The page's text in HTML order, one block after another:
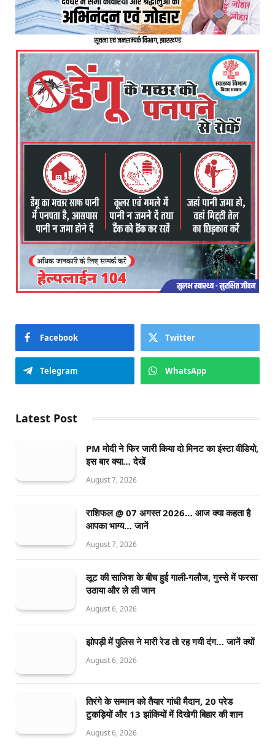
Facebook Twitter
Telegram WhatsApp
Latest Post
PM मोदी ने फिर जारी किया दो मिनट का इंस्टा वीडियो,
इस बार क्या… देखें
August 7, 2026
राशिफल @ 07 अगस्त 2026… आज क्या कहता है
आपका भाग्य… जानें
August 7, 2026
लूट की साजिश के बीच हुई गाली-गलौज, गुस्से में फरसा
उठाया और ले ली जान
August 6, 2026
झोपड़ी में पुलिस ने मारी रेड तो रह गयी दंग… जानें क्यों
August 6, 2026
तिरंगे के सम्मान को तैयार गांधी मैदान, 20 परेड
टुकड़ियों और 13 झांकियों में दिखेगी बिहार की शान
August 6, 2026